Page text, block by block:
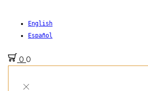
English
Español
0 0